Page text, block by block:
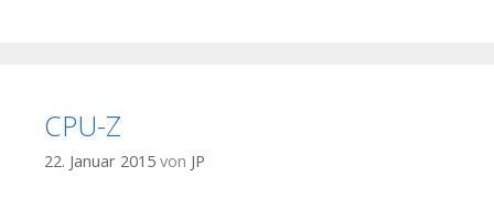
CPU-Z
22. Januar 2015 von JP